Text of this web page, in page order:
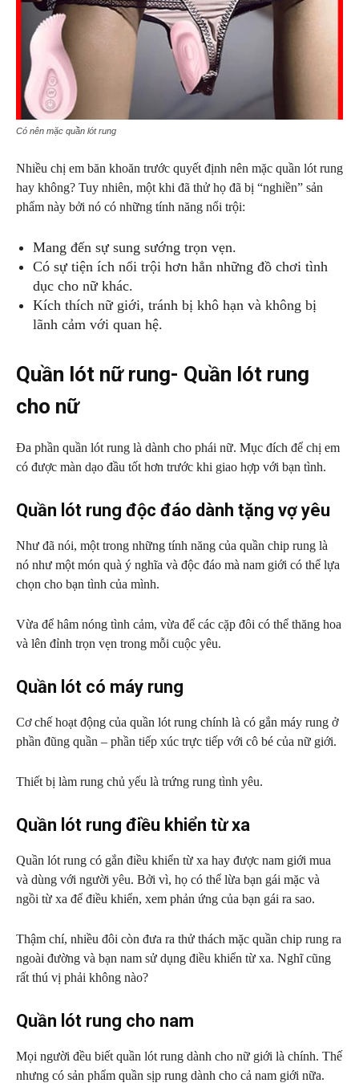
Có nên mặc quần lót rung
Nhiều chị em băn khoăn trước quyết định nên mặc quần lót rung
hay không? Tuy nhiên, một khi đã thử họ đã bị “nghiền” sản
phẩm này bởi nó có những tính năng nổi trội:
Mang đến sự sung sướng trọn vẹn.
Có sự tiện ích nổi trội hơn hẳn những đồ chơi tình
dục cho nữ khác.
Kích thích nữ giới, tránh bị khô hạn và không bị
lãnh cảm với quan hệ.
Quần lót nữ rung- Quần lót rung
cho nữ
Đa phần quần lót rung là dành cho phái nữ. Mục đích để chị em
có được màn dạo đầu tốt hơn trước khi giao hợp với bạn tình.
Quần lót rung độc đáo dành tặng vợ yêu
Như đã nói, một trong những tính năng của quần chip rung là
nó như một món quà ý nghĩa và độc đáo mà nam giới có thể lựa
chọn cho bạn tình của mình.
Vừa để hâm nóng tình cảm, vừa để các cặp đôi có thể thăng hoa
và lên đỉnh trọn vẹn trong mỗi cuộc yêu.
Quần lót có máy rung
Cơ chế hoạt động của quần lót rung chính là có gắn máy rung ở
phần đũng quần – phần tiếp xúc trực tiếp với cô bé của nữ giới.
Thiết bị làm rung chủ yếu là trứng rung tình yêu.
Quần lót rung điều khiển từ xa
Quần lót rung có gắn điều khiển từ xa hay được nam giới mua
và dùng với người yêu. Bởi vì, họ có thể lừa bạn gái mặc và
ngồi từ xa để điều khiển, xem phản ứng của bạn gái ra sao.
Thậm chí, nhiều đôi còn đưa ra thử thách mặc quần chip rung ra
ngoài đường và bạn nam sử dụng điều khiển từ xa. Nghĩ cũng
rất thú vị phải không nào?
Quần lót rung cho nam
Mọi người đều biết quần lót rung dành cho nữ giới là chính. Thế
nhưng có sản phẩm quần sịp rung dành cho cả nam giới nữa.